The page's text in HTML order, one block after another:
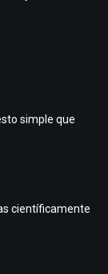
simple que
científicamente